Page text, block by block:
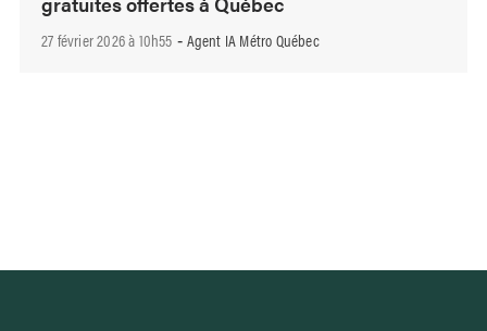
27 février 2026 à 10h55 - Agent IA Métro Québec